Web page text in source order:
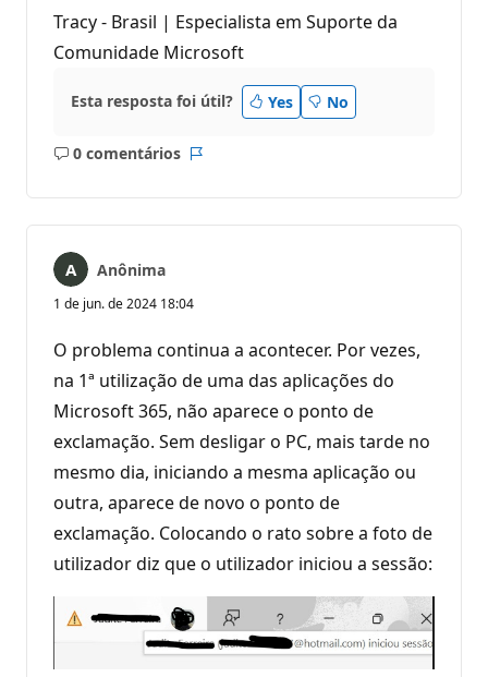
Tracy - Brasil | Especialista em Suporte da
Comunidade Microsoft
Esta resposta foi útil? Yes No
0 comentários
Sem
Anônima
1 de jun. de 2024 18:04
O problema continua a acontecer. Por vezes,
na 1ª utilização de uma das aplicações do
Microsoft 365, não aparece o ponto de
exclamação. Sem desligar o PC, mais tarde no
mesmo dia, iniciando a mesma aplicação ou
outra, aparece de novo o ponto de
exclamação. Colocando o rato sobre a foto de
utilizador diz que o utilizador iniciou a sessão: